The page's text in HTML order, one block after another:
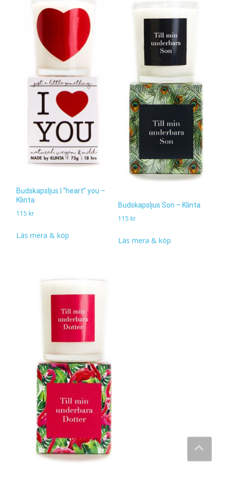
Budskapsljus I “heart” you –
Klinta
115 kr
Läs mera & köp
Budskapsljus Son – Klinta
115 kr
Läs mera & köp